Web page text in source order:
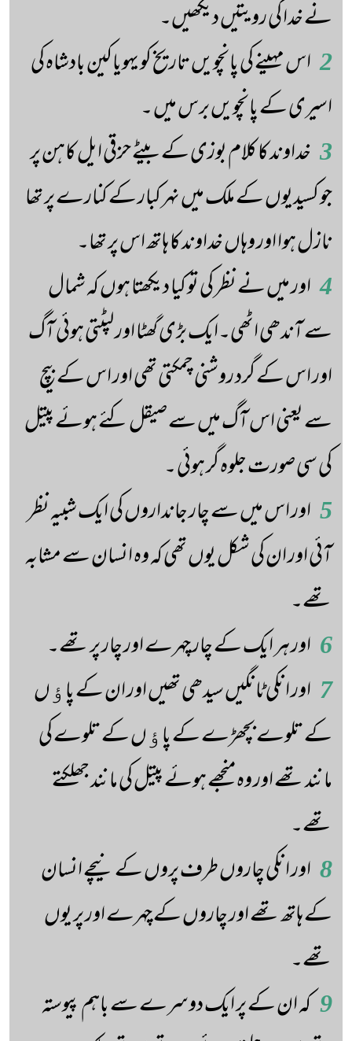
نے خدا کی رویتیں دیکھیں۔
اس مہینے کی پانچویں تاریخ کو یہویاکین بادشاہ کی
اسیری کے پانچویں برس میں ۔
خداوند کا کلام بوزی کے بیٹے حزقی ایل کاہن پر
جو کسیدیوں کے ملک میں نہر کبار کے کنارے پر تھا
نازل ہوا اور وہاں خداوند کا ہاتھ اس پر تھا۔
اور میں نے نظر کی تو کیا دیکھتا ہوں کہ شمال
سے آندھی اٹھی۔ایک بڑی گھٹا اور لپٹتی ہوئی آگ
اور اس کے گرد روشنی چمکتی تھی اور اس کے بیچ
سے یعنی اس آگ میں سے صیقل کئے ہوئے پیتل
کی سی صورت جلوہ گر ہوئی ۔
اور اس میں سے چار جانداروں کی ایک شبیہ نظر
آئی اور ان کی شکل یوں تھی کہ وہ انسان سے مشابہ
تھے۔
اور ہر ایک کے چار چہرے اور چار پر تھے۔
اور انکی ٹانگیں سیدھی تھیں اور ان کے پاﺅں
کے تلوے بچھڑے کے پاﺅں کے تلوے کی
مانند تھے اور وہ منجھے ہوئے پیتل کی مانند جھلکتے
تھے۔
اور انکی چاروں طرف پروں کے نیچے انسان
کے ہاتھ تھے اور چاروں کے چہرے اور پر یوں
تھے۔
کہ ان کے پر ایک دوسرے سے باہم پیوستہ